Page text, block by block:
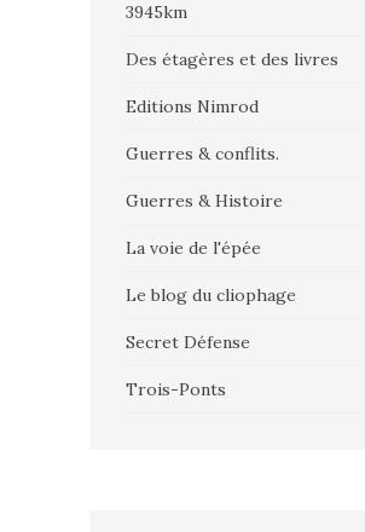
3945km
Des étagères et des livres
Editions Nimrod
Guerres & conflits.
Guerres & Histoire
La voie de l'épée
Le blog du cliophage
Secret Défense
Trois-Ponts